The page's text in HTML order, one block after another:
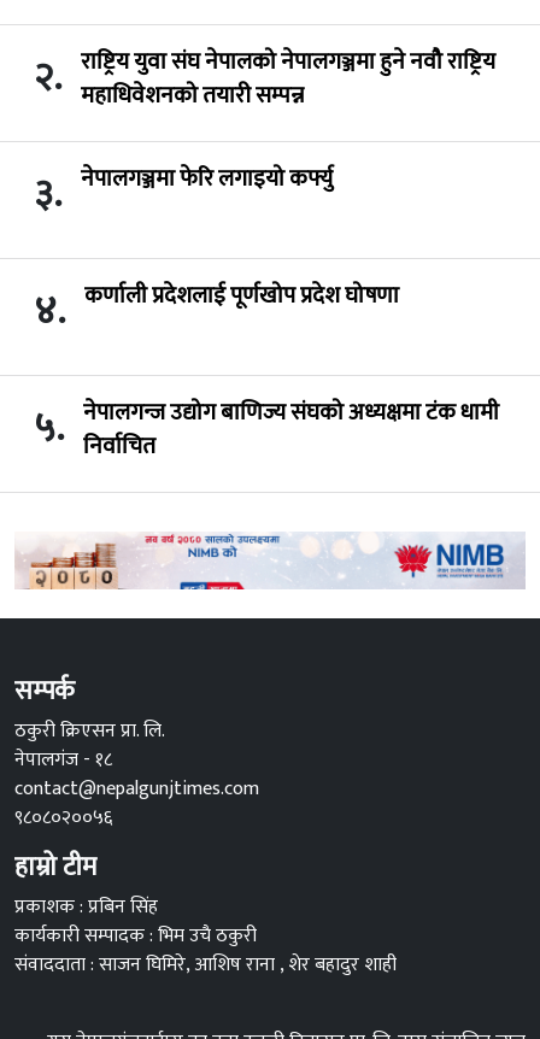
२. राष्ट्रिय युवा संघ नेपालको नेपालगञ्जमा हुने नवौ राष्ट्रिय
महाधिवेशनको तयारी सम्पन्न
३. नेपालगञ्जमा फेरि लगाइयो कर्फ्यु
४. कर्णाली प्रदेशलाई पूर्णखोप प्रदेश घोषणा
५. नेपालगन्ज उद्योग बाणिज्य संघको अध्यक्षमा टंक धामी
निर्वाचित
सम्पर्क
ठकुरी क्रिएसन प्रा. लि.
नेपालगंज - १८
contact@nepalgunjtimes.com
९८०८०२००५६
हाम्रो टीम
प्रकाशक : प्रबिन सिंह
कार्यकारी सम्पादक : भिम उचै ठकुरी
संवाददाता : साजन घिमिरे, आशिष राना , शेर बहादुर शाही